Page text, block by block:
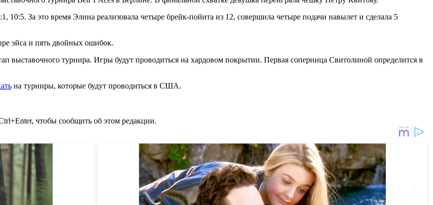
10:5. За это время Элина реализовала четыре брейк-пойнта из 12, совершила четыре подачи навылет и сделала 5
эйса и пять двойных ошибок.
выставочного турнира. Игры будут проводиться на хардовом покрытии. Первая соперница Свитолиной определится в
на турниры, которые будут проводиться в США.
чтобы сообщить об этом редакции.